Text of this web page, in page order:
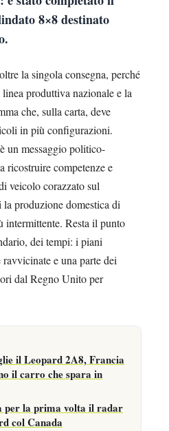
8×8 destinato
la singola consegna, perché
produttiva nazionale e la
che, sulla carta, deve
in più configurazioni.
un messaggio politico-
ricostruire competenze e
veicolo corazzato sul
produzione domestica di
intermittente. Resta il punto
dei tempi: i piani
e una parte dei
dal Regno Unito per
il Leopard 2A8, Francia
il carro che spara in
per la prima volta il radar
col Canada